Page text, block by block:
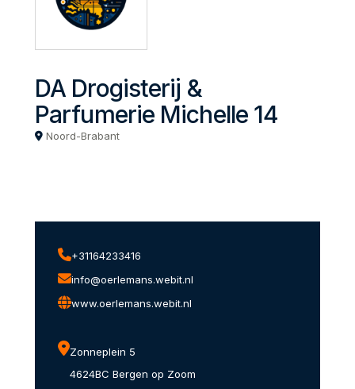
DA Drogisterij &
Parfumerie Michelle 14
Noord-Brabant
+31164233416
info@oerlemans.webit.nl
www.oerlemans.webit.nl
Zonneplein 5
4624BC Bergen op Zoom